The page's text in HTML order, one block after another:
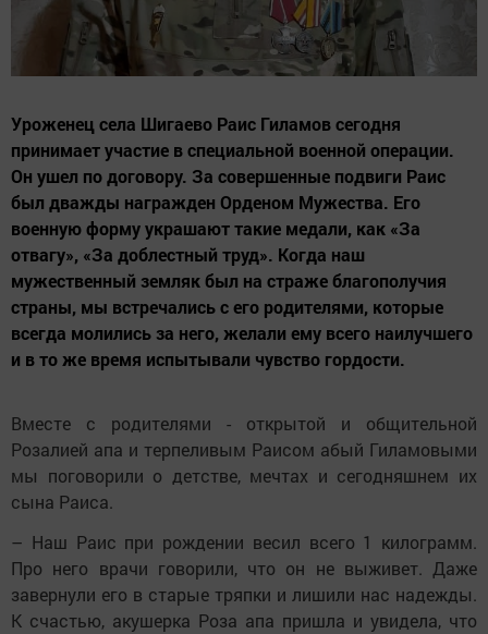
Уроженец села Шигаево Раис Гиламов сегодня
принимает участие в специальной военной операции.
Он ушел по договору. За совершенные подвиги Раис
был дважды награжден Орденом Мужества. Его
военную форму украшают такие медали, как «За
отвагу», «За доблестный труд». Когда наш
мужественный земляк был на страже благополучия
страны, мы встречались с его родителями, которые
всегда молились за него, желали ему всего наилучшего
и в то же время испытывали чувство гордости.
Вместе с родителями - открытой и общительной
Розалией апа и терпеливым Раисом абый Гиламовыми
мы поговорили о детстве, мечтах и сегодняшнем их
сына Раиса.
– Наш Раис при рождении весил всего 1 килограмм.
Про него врачи говорили, что он не выживет. Даже
завернули его в старые тряпки и лишили нас надежды.
К счастью, акушерка Роза апа пришла и увидела, что